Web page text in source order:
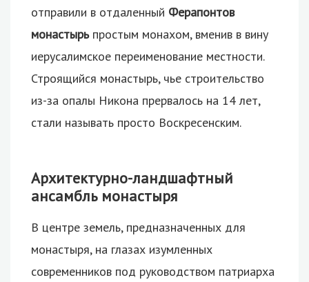
отправили в отдаленный Ферапонтов
монастырьпростым монахом, вменив в вину
иерусалимское переименование местности.
Строящийся монастырь, чье строительство
из-за опалы Никона прервалось на 14 лет,
стали называть просто Воскресенским.
Архитектурно-ландшафтный
ансамбль монастыря
В центре земель, предназначенных для
монастыря, на глазах изумленных
современников под руководством патриарха